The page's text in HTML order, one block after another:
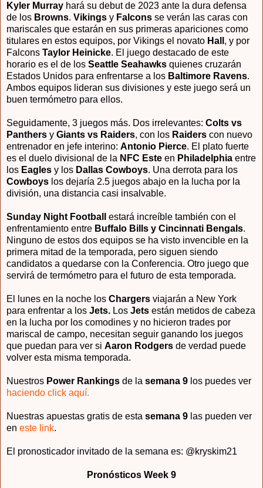
Kyler Murray hará su debut de 2023 ante la dura defensa
de los Browns. Vikings y Falcons se verán las caras con
mariscales que estarán en sus primeras apariciones como
titulares en estos equipos, por Vikings el novato Hall , y por
Falcons Taylor Heinicke. El juego destacado de este
horario es el de los Seattle Seahawks quienes cruzarán
Estados Unidos para enfrentarse a los Baltimore Ravens.
Ambos equipos lideran sus divisiones y este juego será un
buen termómetro para ellos.
Seguidamente, 3 juegos más. Dos irrelevantes: Colts vs
Panthers y Giants vs Raiders, con los Raiders con nuevo
entrenador en jefe interino: Antonio Pierce. El plato fuerte
es el duelo divisional de la NFC Este en Philadelphia entre
los Eagles y los Dallas Cowboys. Una derrota para los
Cowboys los dejaría 2.5 juegos abajo en la lucha por la
división, una distancia casi insalvable.
Sunday Night Football estará increíble también con el
enfrentamiento entre Buffalo Bills y Cincinnati Bengals.
Ninguno de estos dos equipos se ha visto invencible en la
primera mitad de la temporada, pero siguen siendo
candidatos a quedarse con la Conferencia. Otro juego que
servirá de termómetro para el futuro de esta temporada.
El lunes en la noche los Chargers viajarán a New York
para enfrentar a los Jets. Los Jets están metidos de cabeza
en la lucha por los comodines y no hicieron trades por
mariscal de campo, necesitan seguir ganando los juegos
que puedan para ver si Aaron Rodgers de verdad puede
volver esta misma temporada.
Nuestros Power Rankings de la semana 9 los puedes ver
haciendo click aquí.
Nuestras apuestas gratis de esta semana 9 las pueden ver
en este link.
El pronosticador invitado de la semana es: @kryskim21
Pronósticos Week 9